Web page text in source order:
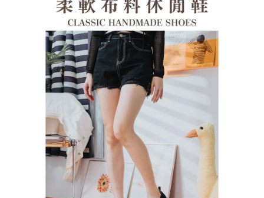
權轉讓予恩沛科技股份有限公司。
https://aftee.tw/terms/#terms3
３．未成年的使用者請事先徵得法定代理人或監護人之同意方可使用
「AFTEE先享後付」，若未經同意申辦者引起之損失，本公司不負相關責
４．使用「AFTEE先享後付」時，將依據個別帳號之用戶狀況，依本公司即
時審查核予不同之上限額度；若仍有額度不足之情形，本公司將視審查結果
請求用戶進行身份認證。
５．嚴禁一人註冊多個帳號或使用他人資訊註冊。若發現惡意使用之情形，
恩沛科技股份有限公司將有權停止該用戶之使用額度並採取法律行動。
郵局(離島專用)
每筆NT$125，滿NT$1,380(含以上)免運費
海外宅配（貨到付運費）